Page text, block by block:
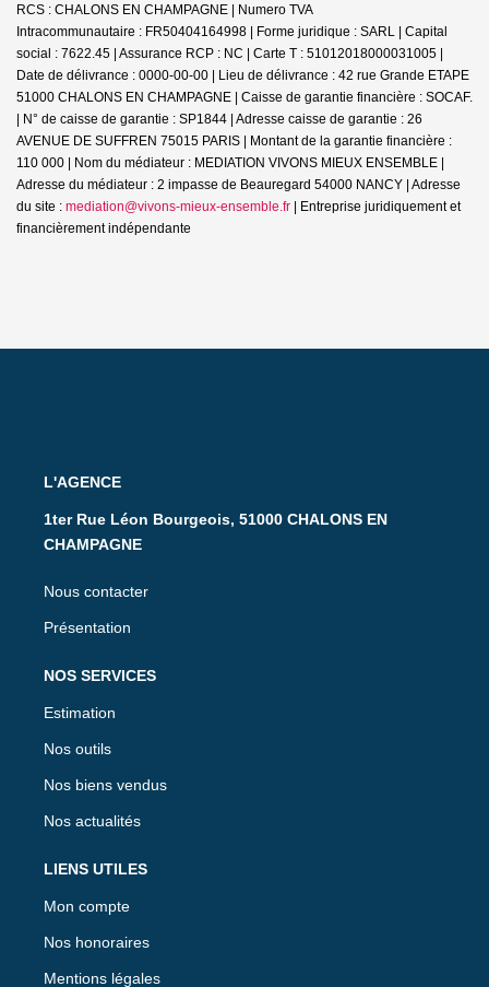
RCS : CHALONS EN CHAMPAGNE | Numero TVA
Intracommunautaire : FR50404164998 | Forme juridique : SARL | Capital
social : 7622.45 | Assurance RCP : NC | Carte T : 51012018000031005 |
Date de délivrance : 0000-00-00 | Lieu de délivrance : 42 rue Grande ETAPE
51000 CHALONS EN CHAMPAGNE | Caisse de garantie financière : SOCAF.
| N° de caisse de garantie : SP1844 | Adresse caisse de garantie : 26
AVENUE DE SUFFREN 75015 PARIS | Montant de la garantie financière :
110 000 | Nom du médiateur : MEDIATION VIVONS MIEUX ENSEMBLE |
Adresse du médiateur : 2 impasse de Beauregard 54000 NANCY | Adresse
du site : mediation@vivons-mieux-ensemble.fr | Entreprise juridiquement et
financièrement indépendante
L'AGENCE
1ter Rue Léon Bourgeois, 51000 CHALONS EN
CHAMPAGNE
Nous contacter
Présentation
NOS SERVICES
Estimation
Nos outils
Nos biens vendus
Nos actualités
LIENS UTILES
Mon compte
Nos honoraires
Mentions légales